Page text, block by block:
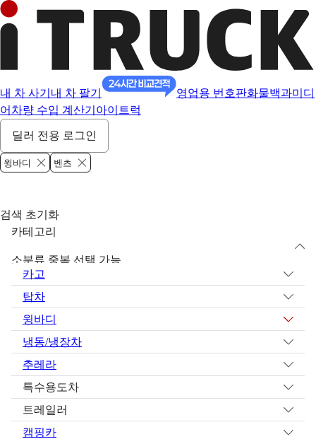
내 차 사기 내 차 팔기 영업용 번호판화물백과미디
어 차량 수입 계산기 아이트럭
딜러 전용 로그인
윙바디 벤츠
검색 초기화
카테고리
소분류 중복 선택 가능
카고
탑차
윙바디
냉동/냉장차
추레라
특수용도차
트레일러
캠핑카